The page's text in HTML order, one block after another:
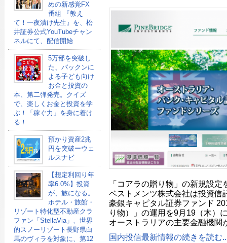
めの新感覚FX
番組 『教え
て！一夜漬け先生』を、松
井証券公式YouTubeチャン
ネルにて、配信開始
5万部を突破し
た、パックンに
よる子ども向け
お金と投資の
本、第二弾発売。クイズ
で、楽しくお金と投資を学
ぶ！「稼ぐ力」を身に着け
る！
預かり資産2兆
円を突破ーウェ
ルスナビ
【想定利回り年
率6.0%】投資
が、旅になる。
ホテル・旅館・
リゾート特化型不動産クラ
ファン「StellaVia」、世界
的スノーリゾート長野県白
馬のヴィラを対象に、第12
「コアラの贈り物」の新規設
ベストメンツ株式会社は投資信
豪銀キャピタル証券ファンド
り物）」の運用を9月19（木）
オーストラリアの主要金融機
国内投信最新情報の続きを読む